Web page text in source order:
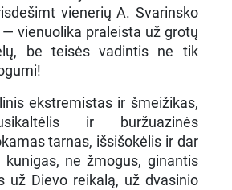
vienerių A. Svarinsko
vienuolika praleista už grotų
be teisės vadintis ne tik
ekstremistas ir šmeižikas,
ir buržuazinės
tarnas, išsišokėlis ir dar
ne žmogus, ginantis
už Dievo reikalą, už dvasinio